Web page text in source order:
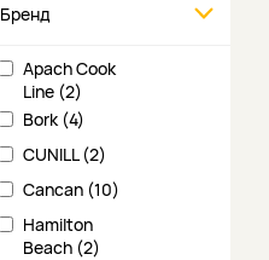
Бренд
Apach Cook
Line (2)
Bork (4)
CUNILL (2)
Cancan (10)
Hamilton
Beach (2)